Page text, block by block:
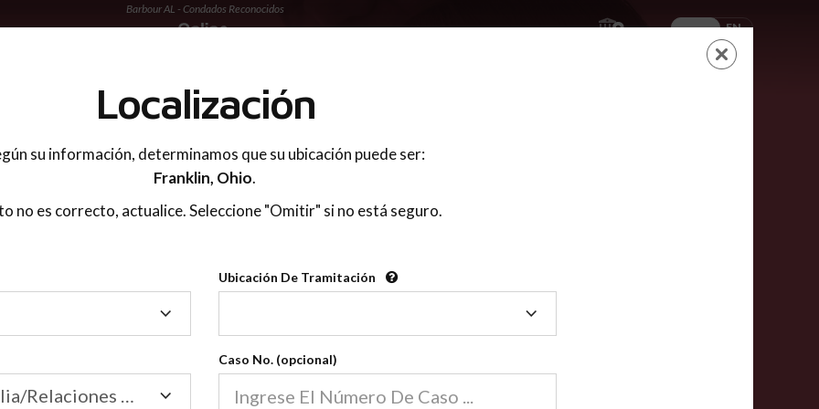
Barbour AL - Condados Reconocidos
ES EN
LOGIN
Condados Reconocidos
2600
Condados
Nuestras clases de crianza compartida en línea están acreditadas en más de
2600 condados.
Las clases para padres en línea cumplen la mayoría de las normas nacionales
Localización
su información, determinamos que su ubicación puede ser:
Franklin, Ohio.
no es correcto, actualice. Seleccione "Omitir" si no está seguro.
Ubicación De Tramitación
Tramitación
Tribunal de Familia/Relaciones Domésticas
Caso No. (opcional)